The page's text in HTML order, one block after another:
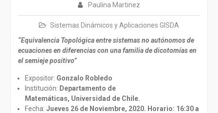
Paulina Martinez
Sistemas Dinámicos y Aplicaciones GISDA
“Equivalencia Topológica entre sistemas no autónomos de
ecuaciones en diferencias con una familia de dicotomías en
el semieje positivo”
Expositor: Gonzalo Robledo
Institución: Departamento de
Matemáticas, Universidad de Chile.
Fecha: Jueves 26 de Noviembre, 2020. Horario: 16:30 a